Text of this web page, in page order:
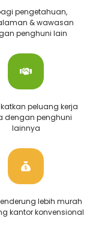
pengetahuan,
& wawasan
penghuni lain
peluang kerja
dengan penghuni
lainnya
lebih murah
kantor konvensional